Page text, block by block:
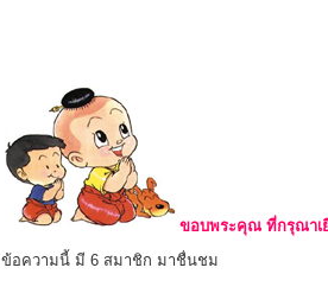
ขอบพระคุณ ที่กรุณาเ
ข้อความนี้ มี 6 สมาชิก มาชื่นชม